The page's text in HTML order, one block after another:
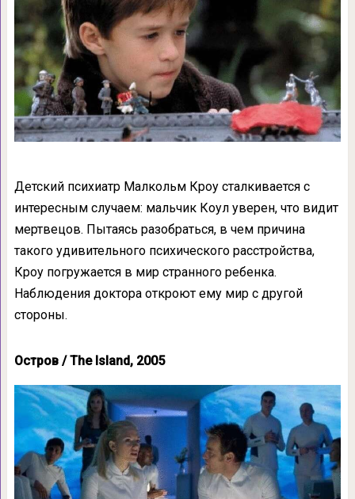
Детский психиатр Малкольм Кроу сталкивается с
интересным случаем: мальчик Коул уверен, что видит
мертвецов. Пытаясь разобраться, в чем причина
такого удивительного психического расстройства,
Кроу погружается в мир странного ребенка.
Наблюдения доктора откроют ему мир с другой
стороны.
Остров / The Island, 2005